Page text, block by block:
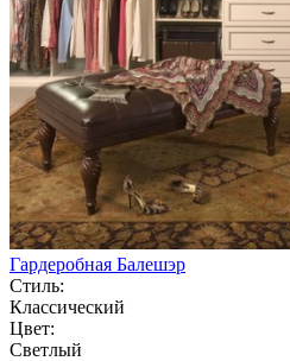
Гардеробная Балешэр
Стиль:
Классический
Цвет:
Светлый